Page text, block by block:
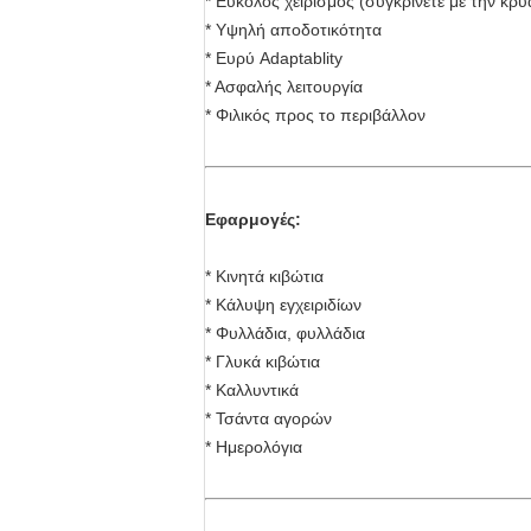
* Υψηλή αποδοτικότητα
* Ευρύ Adaptablity
* Ασφαλής λειτουργία
* Φιλικός προς το περιβάλλον
Εφαρμογές:
* Κινητά κιβώτια
* Κάλυψη εγχειριδίων
* Φυλλάδια, φυλλάδια
* Γλυκά κιβώτια
* Καλλυντικά
* Τσάντα αγορών
* Ημερολόγια